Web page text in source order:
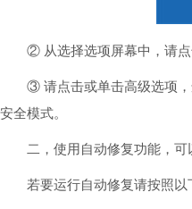
② 从选择选项屏幕中，请点
③ 请点击或单击高级选项，
安全模式。
二，使用自动修复功能，可
若要运行自动修复请按照以